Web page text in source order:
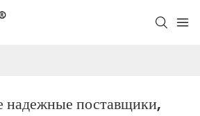
надежные поставщики,